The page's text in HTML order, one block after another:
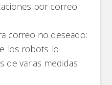
por correo
correo no deseado:
los robots lo
de varias medidas